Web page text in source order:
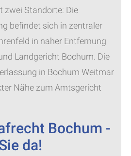
zwei Standorte: Die
befindet sich in zentraler
in naher Entfernung
Landgericht Bochum. Die
in Bochum Weitmar
Nähe zum Amtsgericht
Bochum -
da!